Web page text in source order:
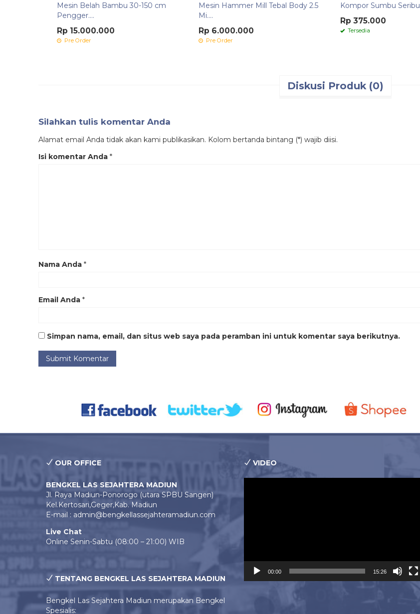
Mesin Belah Bambu 30-150 cm
Pengger....
Rp 15.000.000
Pre Order
Mesin Hammer Mill Tebal Body 2.5
Mi....
Rp 6.000.000
Pre Order
Kompor Sumbu Seribu
Rp 375.000
Tersedia
Diskusi Produk (0)
Silahkan tulis komentar Anda
Alamat email Anda tidak akan kami publikasikan. Kolom bertanda bintang (*) wajib diisi.
Isi komentar Anda *
Nama Anda *
Email Anda *
Simpan nama, email, dan situs web saya pada peramban ini untuk komentar saya berikutnya.
OUR OFFICE
BENGKEL LAS SEJAHTERA MADIUN
Jl. Raya Madiun-Ponorogo (utara SPBU Sangen)
Kel.Kertosari,Geger,Kab. Madiun
E-mail : admin@bengkellassejahteramadiun.com
Live Chat
Online Senin-Sabtu (08:00 – 21:00) WIB
TENTANG BENGKEL LAS SEJAHTERA MADIUN
Bengkel Las Sejahtera Madiun merupakan Bengkel
Spesialis:
VIDEO
00:00 15:26